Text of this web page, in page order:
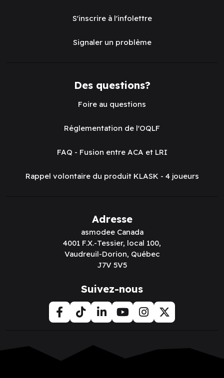
S'inscrire à l'infolettre
Signaler un problème
Des questions?
Foire au questions
Réglementation de l'OQLF
FAQ - Fusion entre ACA et LRI
Rappel volontaire du produit KLASK - 4 joueurs
Adresse
asmodee Canada
4001 F.X.-Tessier, local 100,
Vaudreuil-Dorion, Québec
J7V 5V5
Suivez-nous